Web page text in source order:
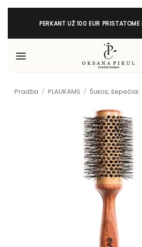
Skip
PERKANT UŽ 100 EUR
Pradžia / PLAUKAMS / Šukos, šepečiai